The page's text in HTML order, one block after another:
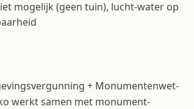
mogelijk (geen tuin), lucht-water op
+ Monumentenwet-
werkt samen met monument-